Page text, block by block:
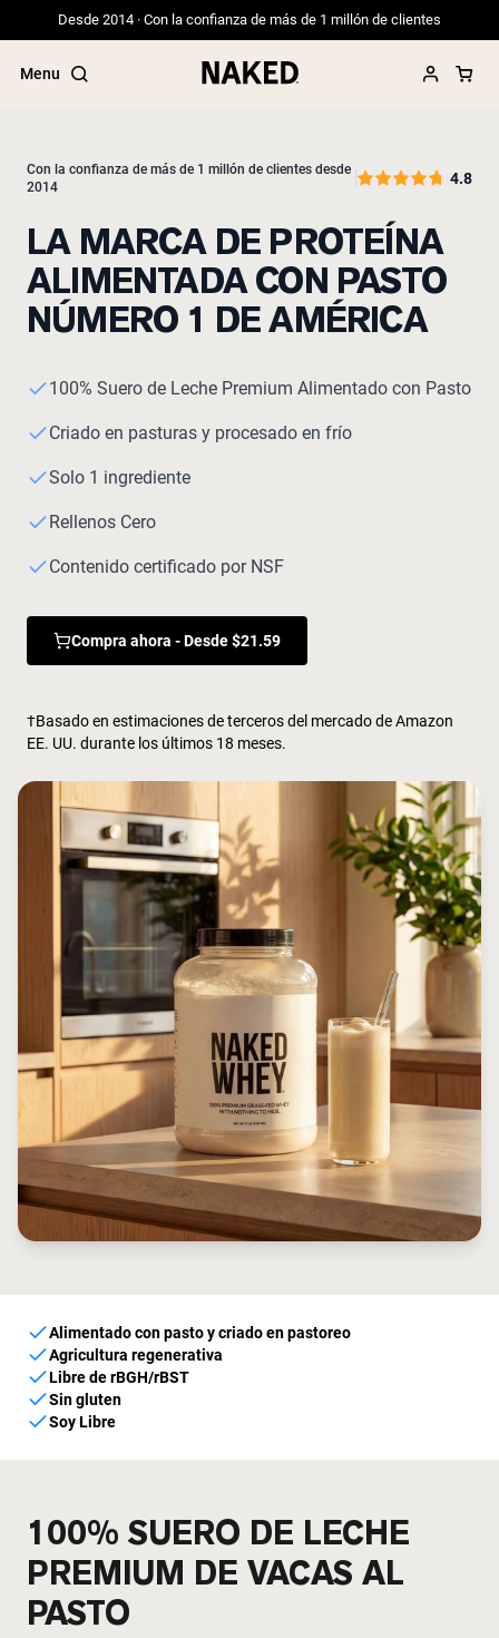
Desde 2014 · Con la confianza de más de 1 millón de clientes
Menu
Términos de Búsqueda Populares
”Protein Powder“
”Overnight Oats“
”Vegan protein“
”Collagen“
Con la confianza de más de 1 millón de clientes desde
2014
4.8
LA MARCA DE PROTEÍNA
ALIMENTADA CON PASTO
NÚMERO 1 DE AMÉRICA
100% Suero de Leche Premium Alimentado con Pasto
Criado en pasturas y procesado en frío
Solo 1 ingrediente
Rellenos Cero
Contenido certificado por NSF
Compra ahora - Desde $21.59
†Basado en estimaciones de terceros del mercado de Amazon
EE. UU. durante los últimos 18 meses.
Alimentado con pasto y criado en pastoreo
Agricultura regenerativa
Libre de rBGH/rBST
Sin gluten
Soy Libre
100% SUERO DE LECHE
PREMIUM DE VACAS AL
PASTO